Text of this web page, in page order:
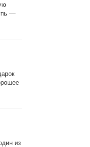
—
из